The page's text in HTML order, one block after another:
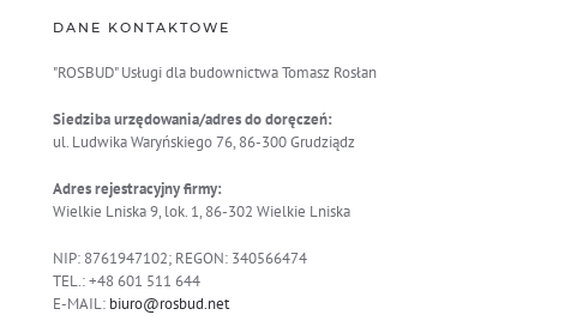
DANE KONTAKTOWE
"ROSBUD" Usługi dla budownictwa Tomasz Rosłan
Siedziba urzędowania/adres do doręczeń:
ul. Ludwika Waryńskiego 76, 86-300 Grudziądz
Adres rejestracyjny firmy:
Wielkie Lniska 9, lok. 1, 86-302 Wielkie Lniska
NIP: 8761947102; REGON: 340566474
TEL.: +48 601 511 644
E-MAIL: biuro@rosbud.net